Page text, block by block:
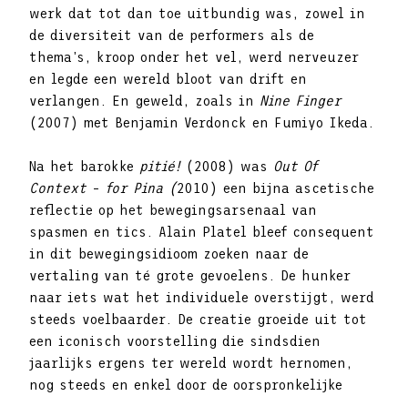
werk dat tot dan toe uitbundig was, zowel in
de diversiteit van de performers als de
thema’s, kroop onder het vel, werd nerveuzer
en legde een wereld bloot van drift en
verlangen. En geweld, zoals in Nine Finger
(2007) met Benjamin Verdonck en Fumiyo Ikeda.
Na het barokke pitié!(2008) was Out Of
Context – for Pina (2010) een bijna ascetische
reflectie op het bewegingsarsenaal van
spasmen en tics. Alain Platel bleef consequent
in dit bewegingsidioom zoeken naar de
vertaling van té grote gevoelens. De hunker
naar iets wat het individuele overstijgt, werd
steeds voelbaarder. De creatie groeide uit tot
een iconisch voorstelling die sindsdien
jaarlijks ergens ter wereld wordt hernomen,
nog steeds en enkel door de oorspronkelijke